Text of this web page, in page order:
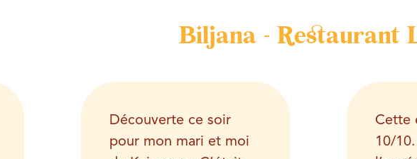
Biljana - Restaurant
Découverte ce soir
pour mon mari et moi
Cette
10/